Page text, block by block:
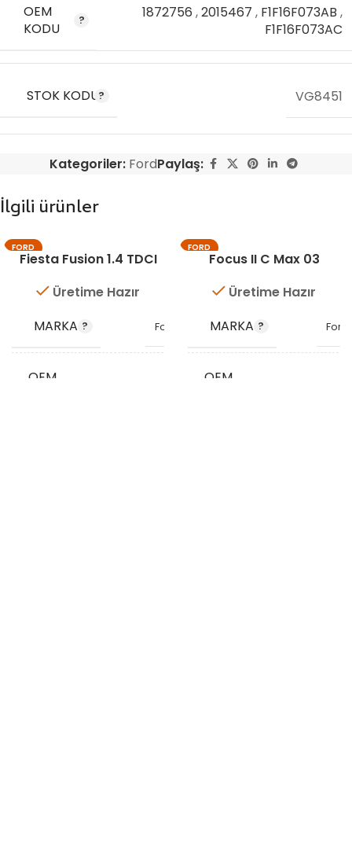
OEM
KODU
1872756 ,2015467 , F1F16F073AB ,
F1F16F073AC
STOK KODU VG8451
Kategoriler: FordPaylaş:
İlgili ürünler
FORD
Fiesta Fusion 1.4 TDCI
Üretime Hazır
MARKA
Ford
OEM
FORD
Focus II C Max 03
Üretime Hazır
MARKA
Ford
OEM